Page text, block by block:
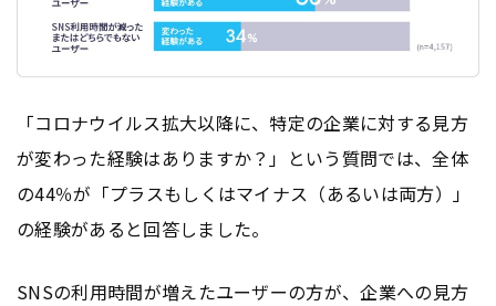
「コロナウイルス拡大以降に、特定の企業に対する見方
が変わった経験はありますか？」という質問では、全体
の44％が「プラスもしくはマイナス（あるいは両方）」
の経験があると回答しました。
SNSの利用時間が増えたユーザーの方が、企業への見方